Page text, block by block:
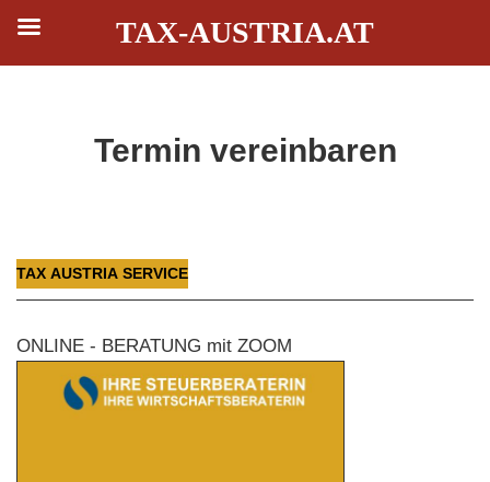
Termin vereinbaren
TAX AUSTRIA SERVICE
ONLINE - BERATUNG mit ZOOM
TAX-AUSTRIA.AT